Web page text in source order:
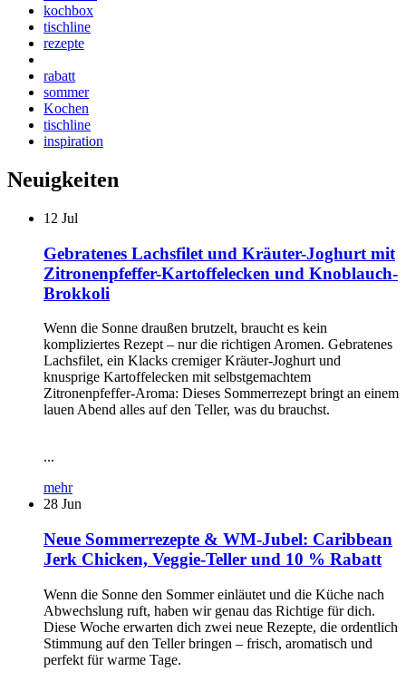
kochbox
tischline
rezepte
rabatt
sommer
Kochen
tischline
inspiration
Neuigkeiten
12 Jul
Gebratenes Lachsfilet und Kräuter-Joghurt mit
Zitronenpfeffer-Kartoffelecken und Knoblauch-
Brokkoli
Wenn die Sonne draußen brutzelt, braucht es kein
kompliziertes Rezept – nur die richtigen Aromen. Gebratenes
Lachsfilet, ein Klacks cremiger Kräuter-Joghurt und
knusprige Kartoffelecken mit selbstgemachtem
Zitronenpfeffer-Aroma: Dieses Sommerrezept bringt an einem
lauen Abend alles auf den Teller, was du brauchst.
...
mehr
28 Jun
Neue Sommerrezepte & WM-Jubel: Caribbean
Jerk Chicken, Veggie-Teller und 10 % Rabatt
Wenn die Sonne den Sommer einläutet und die Küche nach
Abwechslung ruft, haben wir genau das Richtige für dich.
Diese Woche erwarten dich zwei neue Rezepte, die ordentlich
Stimmung auf den Teller bringen – frisch, aromatisch und
perfekt für warme Tage.